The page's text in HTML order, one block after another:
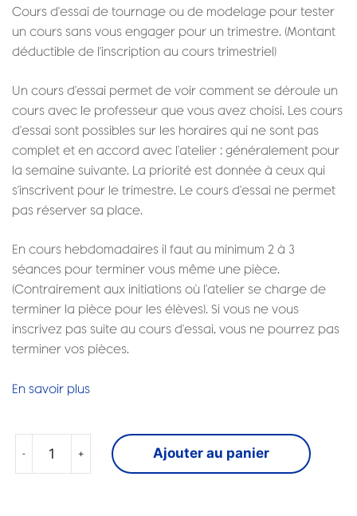
Cours d'essai de tournage ou de modelage pour tester
un cours sans vous engager pour un trimestre. (Montant
déductible de l'inscription au cours trimestriel)
Un cours d'essai permet de voir comment se déroule un
cours avec le professeur que vous avez choisi. Les cours
d'essai sont possibles sur les horaires qui ne sont pas
complet et en accord avec l'atelier : généralement pour
la semaine suivante. La priorité est donnée à ceux qui
s'inscrivent pour le trimestre. Le cours d'essai ne permet
pas réserver sa place.
En cours hebdomadaires il faut au minimum 2 à 3
séances pour terminer vous même une pièce.
(Contrairement aux initiations où l'atelier se charge de
terminer la pièce pour les élèves). Si vous ne vous
inscrivez pas suite au cours d'essai, vous ne pourrez pas
terminer vos pièces.
En savoir plus
- + Ajouter au panier